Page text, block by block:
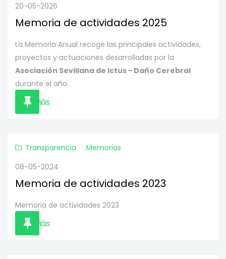
20-05-2026
Memoria de actividades 2025
La Memoria Anual recoge las principales actividades,
proyectos y actuaciones desarrolladas por la
Asociación Sevillana de Ictus - Daño Cerebral
durante el año.
Leer más
Transparencia
Memorias
08-05-2024
Memoria de actividades 2023
Memoria de actividades 2023
Leer más